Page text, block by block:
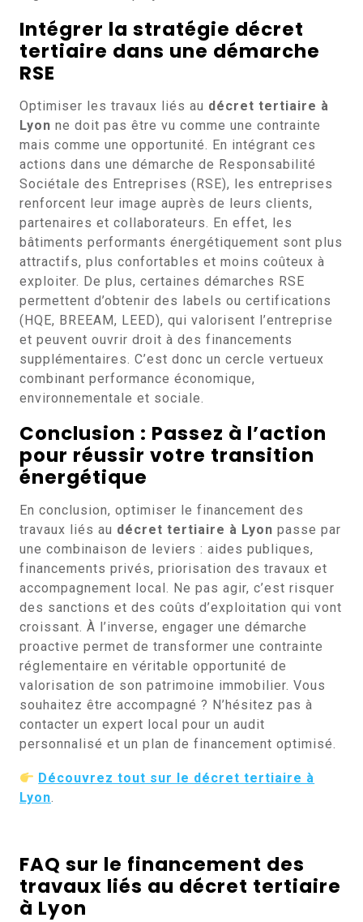
Intégrer la stratégie décret
tertiaire dans une démarche
RSE
Optimiser les travaux liés au décret tertiaire à
Lyon ne doit pas être vu comme une contrainte
mais comme une opportunité. En intégrant ces
actions dans une démarche de Responsabilité
Sociétale des Entreprises (RSE), les entreprises
renforcent leur image auprès de leurs clients,
partenaires et collaborateurs. En effet, les
bâtiments performants énergétiquement sont plus
attractifs, plus confortables et moins coûteux à
exploiter. De plus, certaines démarches RSE
permettent d’obtenir des labels ou certifications
(HQE, BREEAM, LEED), qui valorisent l’entreprise
et peuvent ouvrir droit à des financements
supplémentaires. C’est donc un cercle vertueux
combinant performance économique,
environnementale et sociale.
Conclusion : Passez à l’action
pour réussir votre transition
énergétique
En conclusion, optimiser le financement des
travaux liés au décret tertiaire à Lyon passe par
une combinaison de leviers : aides publiques,
financements privés, priorisation des travaux et
accompagnement local. Ne pas agir, c’est risquer
des sanctions et des coûts d’exploitation qui vont
croissant. À l’inverse, engager une démarche
proactive permet de transformer une contrainte
réglementaire en véritable opportunité de
valorisation de son patrimoine immobilier. Vous
souhaitez être accompagné ? N’hésitez pas à
contacter un expert local pour un audit
personnalisé et un plan de financement optimisé.
Découvrez tout sur le décret tertiaire à
Lyon.
FAQ sur le financement des
travaux liés au décret tertiaire
à Lyon